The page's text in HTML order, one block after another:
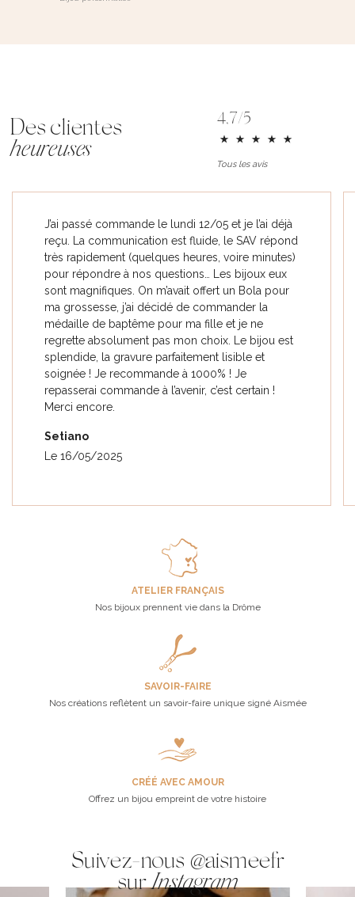
Des clientes
heureuses
4,7/5
Tous les avis
J’ai passé commande le lundi 12/05 et je l’ai déjà
reçu. La communication est fluide, le SAV répond
très rapidement (quelques heures, voire minutes)
pour répondre à nos questions… Les bijoux eux
sont magnifiques. On m’avait offert un Bola pour
ma grossesse, j’ai décidé de commander la
médaille de baptême pour ma fille et je ne
regrette absolument pas mon choix. Le bijou est
splendide, la gravure parfaitement lisible et
soignée ! Je recommande à 1000% ! Je
repasserai commande à l’avenir, c’est certain !
Merci encore.
Setiano
Le 16/05/2025
ATELIER FRANÇAIS
Nos bijoux prennent vie dans la Drôme
SAVOIR-FAIRE
Nos créations reflètent un savoir-faire unique signé Aismée
CRÉÉ AVEC AMOUR
Offrez un bijou empreint de votre histoire
Suivez-nous @aismeefr
surInstagram